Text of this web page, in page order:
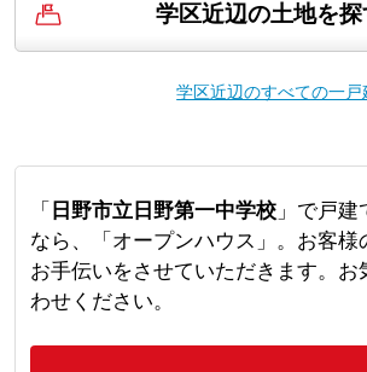
学区近辺の土地を探
学区近辺のすべての一
「 日野市立日野第一中学校」で戸建
なら、「オープンハウス」。お客様
お手伝いをさせていただきます。お
わせください。